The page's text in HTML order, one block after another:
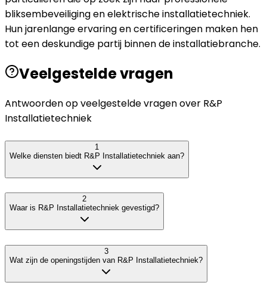
bliksembeveiliging en elektrische installatietechniek.
Hun jarenlange ervaring en certificeringen maken hen
tot een deskundige partij binnen de installatiebranche.
Veelgestelde vragen
Antwoorden op veelgestelde vragen over R&P
Installatietechniek
1
Welke diensten biedt R&P Installatietechniek aan?
2
Waar is R&P Installatietechniek gevestigd?
3
Wat zijn de openingstijden van R&P Installatietechniek?